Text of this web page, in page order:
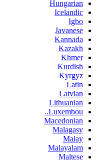
Hungarian
Icelandic
Igbo
Javanese
Kannada
Kazakh
Khmer
Kurdish
Kyrgyz
Latin
Latvian
Lithuanian
Luxembou..
Macedonian
Malagasy
Malay
Malayalam
Maltese